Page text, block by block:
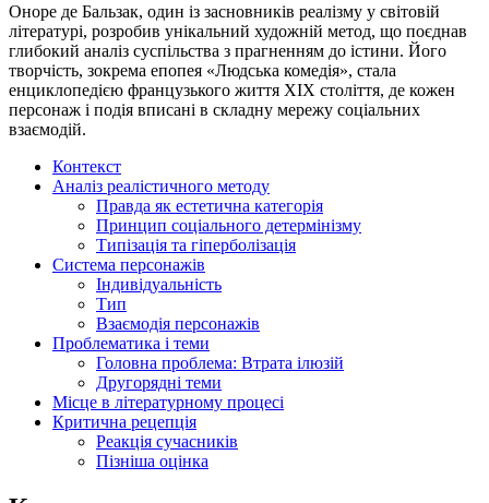
Оноре де Бальзак, один із засновників реалізму у світовій
літературі, розробив унікальний художній метод, що поєднав
глибокий аналіз суспільства з прагненням до істини. Його
творчість, зокрема епопея «Людська комедія», стала
енциклопедією французького життя XIX століття, де кожен
персонаж і подія вписані в складну мережу соціальних
взаємодій.
Контекст
Аналіз реалістичного методу
Правда як естетична категорія
Принцип соціального детермінізму
Типізація та гіперболізація
Система персонажів
Індивідуальність
Тип
Взаємодія персонажів
Проблематика і теми
Головна проблема: Втрата ілюзій
Другорядні теми
Місце в літературному процесі
Критична рецепція
Реакція сучасників
Пізніша оцінка